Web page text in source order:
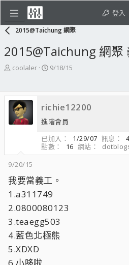
登入
2015@Taichung 網聚
2015@Taichung 網聚
主
起
人
coolaler
開
期
9/18/15
richie12200
進階會員
已加入
1/29/07 訊息
點數
16 網站
9/20/15
我要當義工。
1.a311749
2.0800080123
3.teaegg503
4.藍色北極熊
5.XDXD